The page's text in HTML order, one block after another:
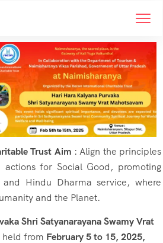
Trust Aim : Align the principles
for Social Good, promoting
and Hindu Dharma service, where
and the Planet.
Shri Satyanarayana Swamy Vrat
from February 5 to 15, 2025,